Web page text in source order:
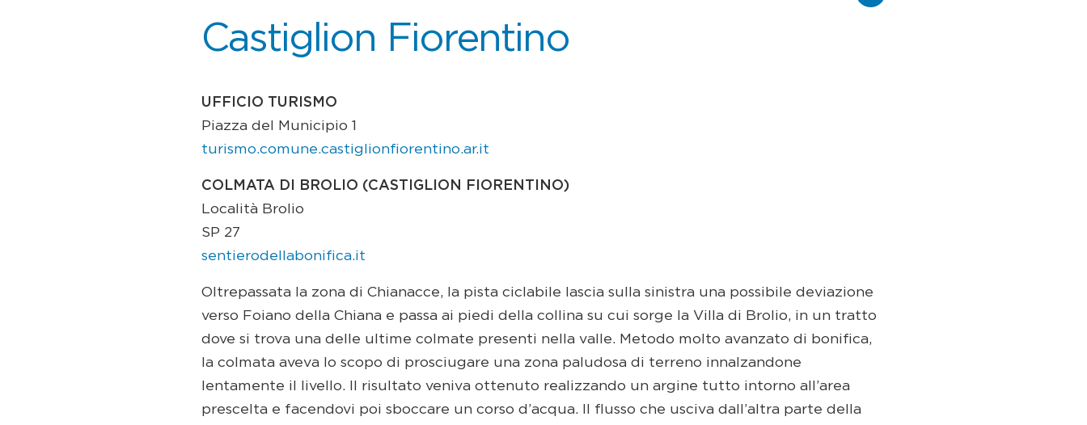
Castiglion Fiorentino
UFFICIO TURISMO
Piazza del Municipio 1
turismo.comune.castiglionfiorentino.ar.it
COLMATA DI BROLIO (CASTIGLION FIORENTINO)
Località Brolio
SP 27
sentierodellabonifica.it
Oltrepassata la zona di Chianacce, la pista ciclabile lascia sulla sinistra una possibile deviazione
verso Foiano della Chiana e passa ai piedi della collina su cui sorge la Villa di Brolio, in un tratto
dove si trova una delle ultime colmate presenti nella valle. Metodo molto avanzato di bonifica,
la colmata aveva lo scopo di prosciugare una zona paludosa di terreno innalzandone
lentamente il livello. Il risultato veniva ottenuto realizzando un argine tutto intorno all’area
prescelta e facendovi poi sboccare un corso d’acqua. Il flusso che usciva dall’altra parte della